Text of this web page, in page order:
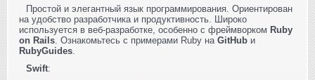
Простой и элегантный язык программирования. Ориентирован
на удобство разработчика и продуктивность. Широко
используется в веб-разработке, особенно с фреймворком Ruby
on Rails. Ознакомьтесь с примерами Ruby на GitHub и
RubyGuides.
Swift: